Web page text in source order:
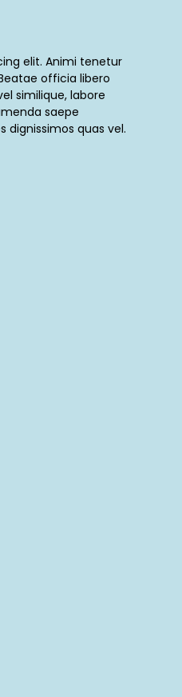
elit. Animi tenetur
officia libero
similique, labore
saepe
dignissimos quas vel.